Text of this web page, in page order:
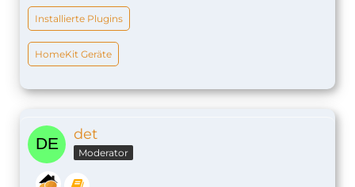
Installierte Plugins
HomeKit Geräte
det
Moderator